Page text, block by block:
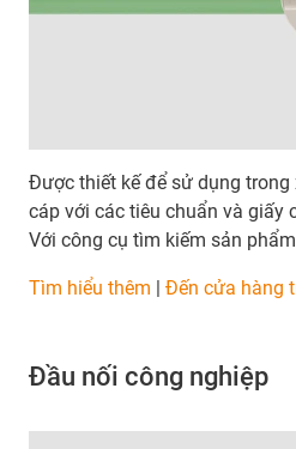
Được thiết kế để sử dụng trong
cáp với các tiêu chuẩn và giấy
Với công cụ tìm kiếm sản
​​​​​​​Tìm hiểu thêm | Đến cửa hàng
Đầu nối công nghiệp